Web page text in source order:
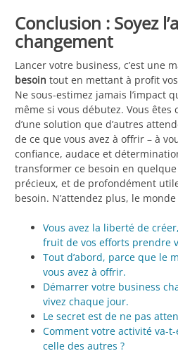
Conclusion : Soyez
changement
Lancer votre business, c’est une
besoin tout en mettant à profit
Ne sous-estimez jamais l’impact
même si vous débutez. Vous êtes
d’une solution que d’autres
de ce que vous avez à offrir – à
confiance, audace et
transformer ce besoin en
précieux, et de profondément
besoin. N’attendez plus, le
Vous avez la liberté de
fruit de vos efforts prendre
Tout d’abord, parce que le
vous avez à offrir.
Démarrer votre business
vivez chaque jour.
Le secret est de ne pas
Comment votre activité va-
celle des autres ?